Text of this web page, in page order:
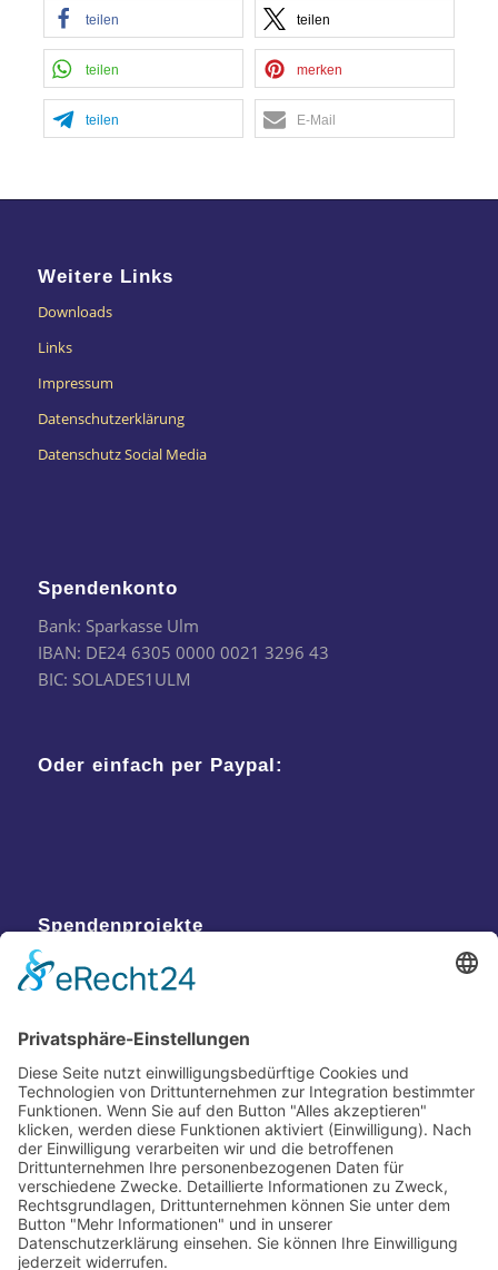
teilen teilen
teilen merken
teilen E-Mail
Weitere Links
Downloads
Links
Impressum
Datenschutzerklärung
Datenschutz Social Media
Spendenkonto
Bank: Sparkasse Ulm
IBAN: DE24 6305 0000 0021 3296 43
BIC: SOLADES1ULM
Oder einfach per Paypal:
Spendenprojekte
Kontakt
Postanschrift
Traumkatzen e.V.